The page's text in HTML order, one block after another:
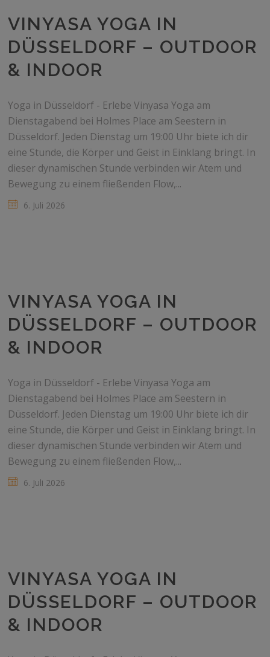
VINYASA YOGA IN
DÜSSELDORF – OUTDOOR
& INDOOR
Yoga in Düsseldorf - Erlebe Vinyasa Yoga am
Dienstagabend bei Holmes Place am Seestern in
Düsseldorf. Jeden Dienstag um 19:00 Uhr biete ich dir
eine Stunde, die Körper und Geist in Einklang bringt. In
dieser dynamischen Stunde verbinden wir Atem und
Bewegung zu einem fließenden Flow,...
6. Juli 2026
VINYASA YOGA IN
DÜSSELDORF – OUTDOOR
& INDOOR
Yoga in Düsseldorf - Erlebe Vinyasa Yoga am
Dienstagabend bei Holmes Place am Seestern in
Düsseldorf. Jeden Dienstag um 19:00 Uhr biete ich dir
eine Stunde, die Körper und Geist in Einklang bringt. In
dieser dynamischen Stunde verbinden wir Atem und
Bewegung zu einem fließenden Flow,...
6. Juli 2026
VINYASA YOGA IN
DÜSSELDORF – OUTDOOR
& INDOOR